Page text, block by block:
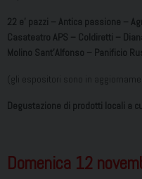
22 e’ pazzi – Antica passione –
Casateatro APS – Coldiretti –
Molino Sant’Alfonso – Panificio
(gli espositori sono in
Degustazione di prodotti locali a
Domenica 12